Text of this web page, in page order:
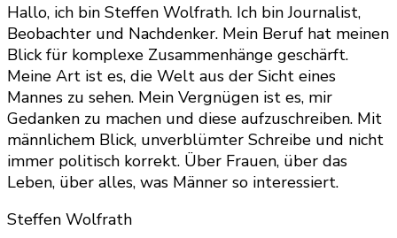
Hallo, ich bin Steffen Wolfrath. Ich bin Journalist,
Beobachter und Nachdenker. Mein Beruf hat meinen
Blick für komplexe Zusammenhänge geschärft.
Meine Art ist es, die Welt aus der Sicht eines
Mannes zu sehen. Mein Vergnügen ist es, mir
Gedanken zu machen und diese aufzuschreiben. Mit
männlichem Blick, unverblümter Schreibe und nicht
immer politisch korrekt. Über Frauen, über das
Leben, über alles, was Männer so interessiert.
Steffen Wolfrath